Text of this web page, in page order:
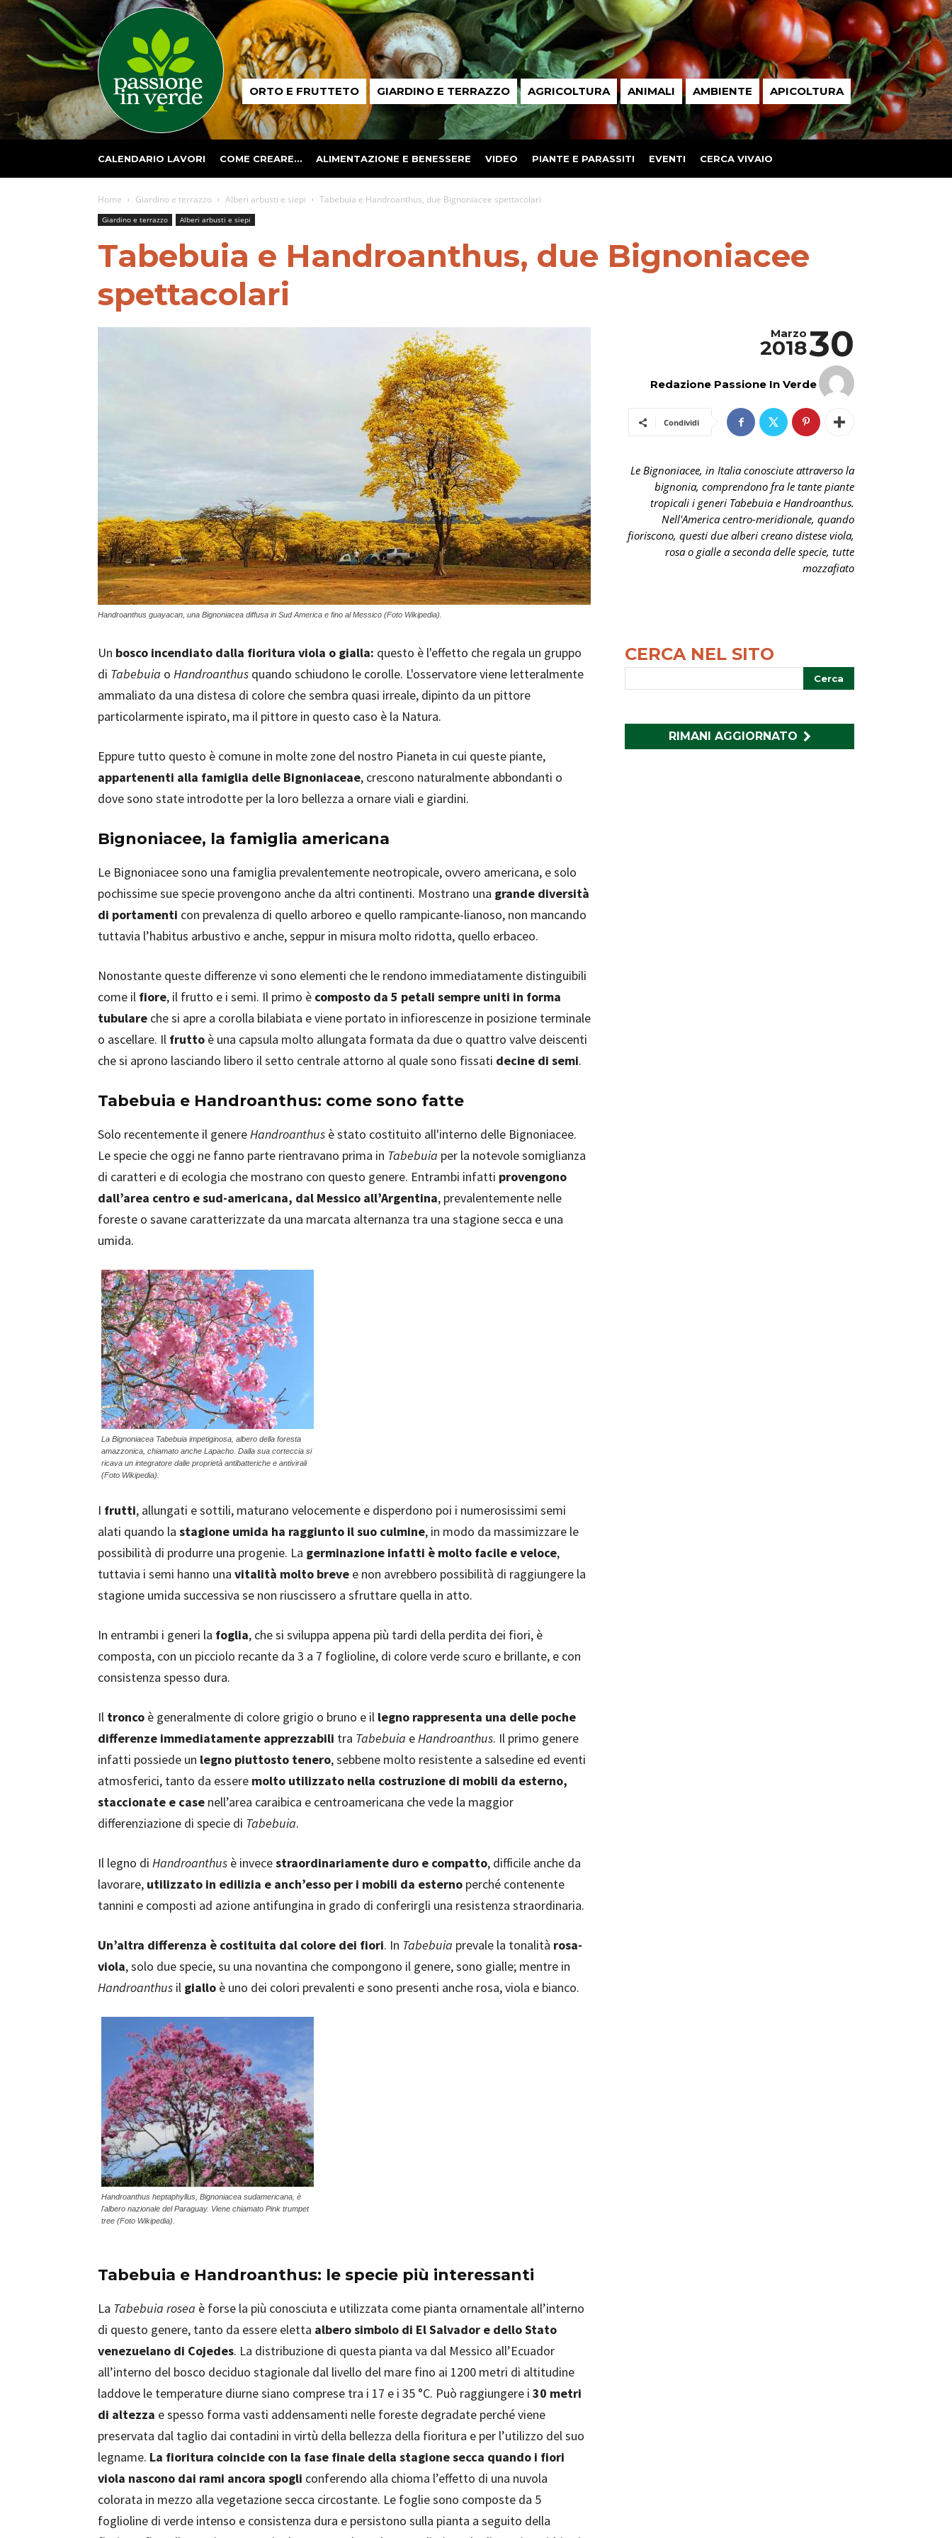
Passione
in ORTO E FRUTTETO GIARDINO E TERRAZZO AGRICOLTURA ANIMALI AMBIENTE APICOLTURA
CALENDARIO LAVORI COME CREARE… ALIMENTAZIONE E BENESSERE VIDEO PIANTE E PARASSITI EVENTI CERCA VIVAIO
Home Giardino e terrazzo Alberi arbusti e siepi Tabebuia e Handroanthus, due Bignoniacee spettacolari
Giardino e terrazzo Alberi arbusti e siepi
Tabebuia e Handroanthus, due Bignoniacee
spettacolari
Handroanthus guayacan, una Bignoniacea diffusa in Sud America e fino al Messico (Foto Wikipedia).
Un bosco incendiato dalla fioritura viola o gialla: questo è l'effetto che regala un gruppo
di Tabebuia o Handroanthus quando schiudono le corolle. L'osservatore viene letteralmente
ammaliato da una distesa di colore che sembra quasi irreale, dipinto da un pittore
particolarmente ispirato, ma il pittore in questo caso è la Natura.
Eppure tutto questo è comune in molte zone del nostro Pianeta in cui queste piante,
appartenenti alla famiglia delle Bignoniaceae, crescono naturalmente abbondanti o
dove sono state introdotte per la loro bellezza a ornare viali e giardini.
Bignoniacee, la famiglia americana
Le Bignoniacee sono una famiglia prevalentemente neotropicale, ovvero americana, e solo
pochissime sue specie provengono anche da altri continenti. Mostrano una grande diversità
di portamenti con prevalenza di quello arboreo e quello rampicante-lianoso, non mancando
tuttavia l’habitus arbustivo e anche, seppur in misura molto ridotta, quello erbaceo.
Nonostante queste differenze vi sono elementi che le rendono immediatamente distinguibili
come il fiore, il frutto e i semi. Il primo è composto da 5 petali sempre uniti in forma
tubulare che si apre a corolla bilabiata e viene portato in infiorescenze in posizione terminale
o ascellare. Il frutto è una capsula molto allungata formata da due o quattro valve deiscenti
che si aprono lasciando libero il setto centrale attorno al quale sono fissati decine di semi.
Tabebuia e Handroanthus: come sono fatte
Solo recentemente il genereHandroanthus è stato costituito all'interno delle Bignoniacee.
Le specie che oggi ne fanno parte rientravano prima in Tabebuia per la notevole somiglianza
di caratteri e di ecologia che mostrano con questo genere. Entrambi infatti provengono
dall’area centro e sud-americana, dal Messico all’Argentina, prevalentemente nelle
foreste o savane caratterizzate da una marcata alternanza tra una stagione secca e una
umida.
La Bignoniacea Tabebuia impetiginosa, albero della foresta
amazzonica, chiamato anche Lapacho. Dalla sua corteccia si
ricava un integratore dalle proprietà antibatteriche e antivirali
(Foto Wikipedia).
I frutti, allungati e sottili, maturano velocemente e disperdono poi i numerosissimi semi
alati quando la stagione umida ha raggiunto il suo culmine, in modo da massimizzare le
possibilità di produrre una progenie. La germinazione infatti è molto facile e veloce,
tuttavia i semi hanno una vitalità molto breve e non avrebbero possibilità di raggiungere la
stagione umida successiva se non riuscissero a sfruttare quella in atto.
In entrambi i generi la foglia, che si sviluppa appena più tardi della perdita dei fiori, è
composta, con un picciolo recante da 3 a 7 foglioline, di colore verde scuro e brillante, e con
consistenza spesso dura.
Il tronco è generalmente di colore grigio o bruno e il legno rappresenta una delle poche
differenze immediatamente apprezzabili tra Tabebuia eHandroanthus. Il primo genere
infatti possiede un legno piuttosto tenero, sebbene molto resistente a salsedine ed eventi
atmosferici, tanto da essere molto utilizzato nella costruzione di mobili da esterno,
staccionate e case nell’area caraibica e centroamericana che vede la maggior
differenziazione di specie di Tabebuia.
Il legno di Handroanthus è invecestraordinariamente duro e compatto, difficile anche da
lavorare, utilizzato in edilizia e anch’esso per i mobili da esterno perché contenente
tannini e composti ad azione antifungina in grado di conferirgli una resistenza straordinaria.
Un’altra differenza è costituita dal colore dei fiori. In Tabebuia prevale la tonalità rosa-
viola, solo due specie, su una novantina che compongono il genere, sono gialle; mentre in
Handroanthus il giallo è uno dei colori prevalenti e sono presenti anche rosa, viola e bianco.
Handroanthus heptaphyllus, Bignoniacea sudamericana, è
l'albero nazionale del Paraguay. Viene chiamato Pink trumpet
tree (Foto Wikipedia).
Tabebuia e Handroanthus: le specie più interessanti
La Tabebuia rosea è forse la più conosciuta e utilizzata come pianta ornamentale all’interno
di questo genere, tanto da essere eletta albero simbolo di El Salvador e dello Stato
venezuelano di Cojedes. La distribuzione di questa pianta va dal Messico all’Ecuador
all’interno del bosco deciduo stagionale dal livello del mare fino ai 1200 metri di altitudine
laddove le temperature diurne siano comprese tra i 17 e i 35 °C. Può raggiungere i 30 metri
di altezza e spesso forma vasti addensamenti nelle foreste degradate perché viene
preservata dal taglio dai contadini in virtù della bellezza della fioritura e per l’utilizzo del suo
legname. La fioritura coincide con la fase finale della stagione secca quando i fiori
viola nascono dai rami ancora spogli conferendo alla chioma l’effetto di una nuvola
colorata in mezzo alla vegetazione secca circostante. Le foglie sono composte da 5
foglioline di verde intenso e consistenza dura e persistono sulla pianta a seguito della
30
Marzo
2018
Redazione Passione In Verde
Condividi
Le Bignoniacee, in Italia conosciute attraverso la
bignonia, comprendono fra le tante piante
tropicali i generi Tabebuia e Handroanthus.
Nell'America centro-meridionale, quando
fioriscono, questi due alberi creano distese viola,
rosa o gialle a seconda delle specie, tutte
mozzafiato
CERCA NEL SITO
RIMANI AGGIORNATO